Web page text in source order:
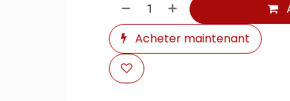
Acheter maintenant